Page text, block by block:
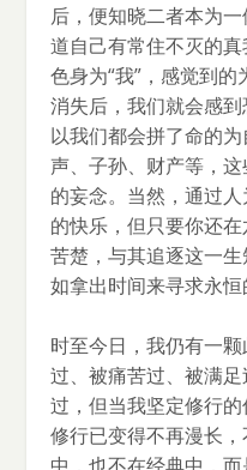
后，便知晓二者本为
道自己有常住不灭的
色身为“我”，感觉到的
消失后，我们就会感
以我们都会拼了命的
声、子孙、财产等，
的妄念。当然，通过
的快乐，但只要你还
苦楚，与其追逐这一
如拿出时间来寻求永恒
时至今日，我仍有一
过、被痛苦过、被满
过，但当我坚定修行
修行已变得不再漫长